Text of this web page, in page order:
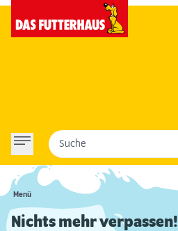
Menü
Suche
Nichts mehr verpassen!